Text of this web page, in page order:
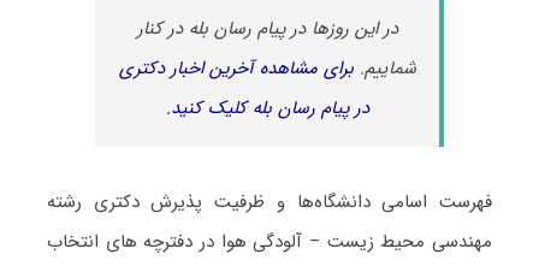
در این روزها در پیام رسان بله در کنار
شماییم.برای مشاهده آخرین اخبار دکتری
در پیام رسان بله کلیک کنید.
فهرست اسامی دانشگاه‌ها و ظرفیت پذیرش دکتری رشته
مهندسی محیط زیست – آلودگی هوا در دفترچه های انتخاب